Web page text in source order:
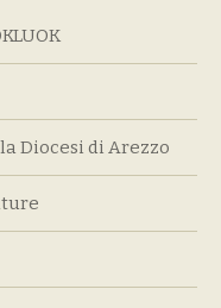
Diocesi di Arezzo